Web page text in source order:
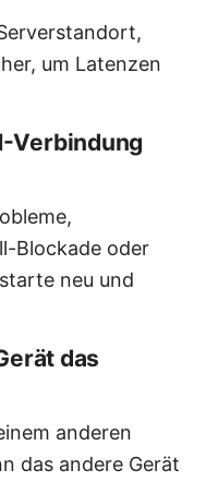
um Latenzen
Verbindung
Blockade oder
neu und
das
anderen
das andere Gerät